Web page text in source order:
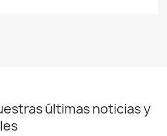
últimas noticias y